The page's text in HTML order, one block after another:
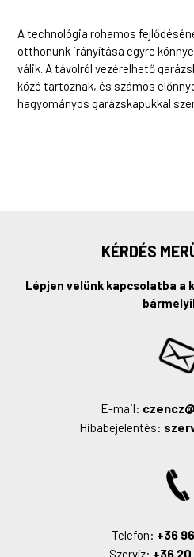
A technológia rohamos
otthonunk irányítása egyre
válik. A távolról vezérelhető
közé tartoznak, és számos
hagyományos garázskapukkal
KÉRDÉS
Lépjen velünk kapcsolatba a
E-mail:
Hibabejelentés:
Telefon: +36
Szervíz: +36